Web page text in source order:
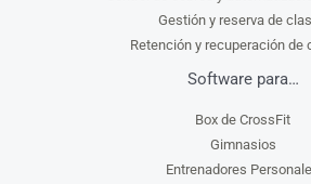
Gestión y reserva de
Retención y recuperación de
Software para…
Box de CrossFit
Gimnasios
Entrenadores